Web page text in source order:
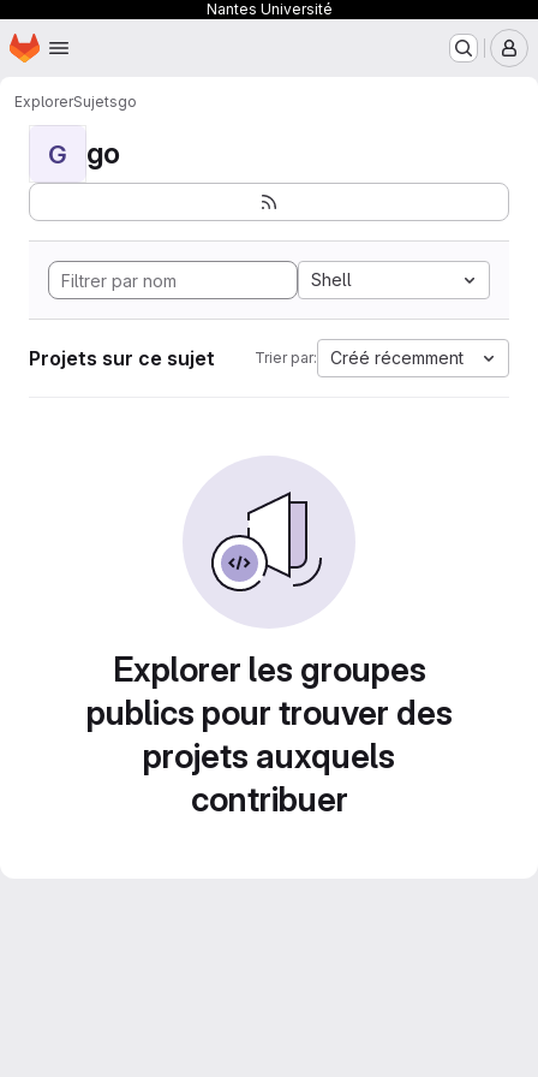
Nantes Université
Passer au contenu principal
Page d'accueil
ExplorerSujetsgo
G go
Shell
Projets sur ce sujet Trier par: Créé récemment
Explorer les groupes
publics pour trouver des
projets auxquels
contribuer